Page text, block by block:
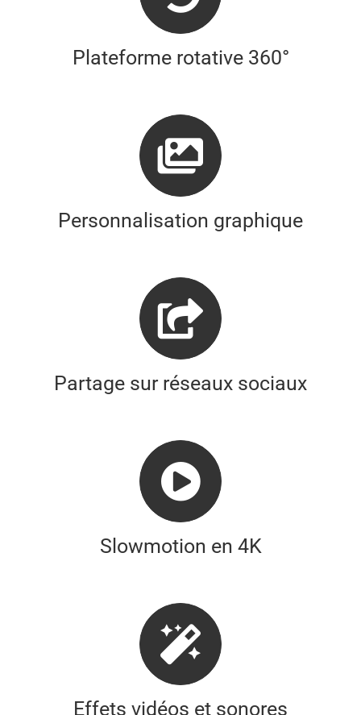
Plateforme rotative 360°
Personnalisation graphique
Partage sur réseaux sociaux
Slowmotion en 4K
Effets vidéos et sonores